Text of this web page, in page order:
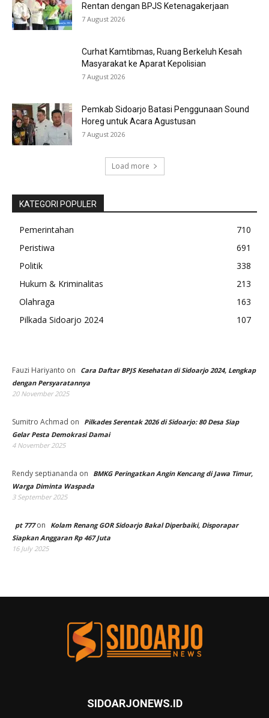
Rentan dengan BPJS Ketenagakerjaan
7 August 2026
Curhat Kamtibmas, Ruang Berkeluh Kesah
Masyarakat ke Aparat Kepolisian
7 August 2026
Pemkab Sidoarjo Batasi Penggunaan Sound
Horeg untuk Acara Agustusan
7 August 2026
Load more
KATEGORI POPULER
Pemerintahan
710
Peristiwa
691
Politik
338
Hukum & Kriminalitas
213
Olahraga
163
Pilkada Sidoarjo 2024
107
Fauzi Hariyanto on
Cara Daftar BPJS Kesehatan di Sidoarjo 2024, Lengkap
dengan Persyaratannya
20 November 2025
Sumitro Achmad on
Pilkades Serentak 2026 di Sidoarjo: 80 Desa Siap
Gelar Pesta Demokrasi Damai
4 November 2025
Rendy septiananda on
BMKG Peringatkan Angin Kencang di Jawa Timur,
Warga Diminta Waspada
3 September 2025
pt 777on
Kolam Renang GOR Sidoarjo Bakal Diperbaiki, Disporapar
Siapkan Anggaran Rp 467 Juta
16 July 2025
SIDOARJONEWS.ID